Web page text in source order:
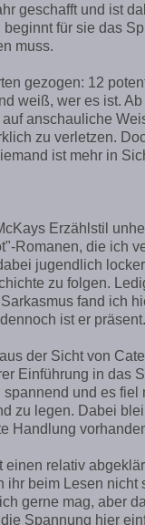
geschafft und ist
für sie das
muss.
gezogen: 12
weiß, wer es ist.
auf anschauliche
zu verletzen.
ist mehr in
Erzählstil
Romanen, die ich
jugendlich
zu folgen.
fand ich
ist er präsent.
der Sicht von
Einführung in das
und es fiel
zu legen. Dabei
Handlung
einen relativ
ihr beim Lesen nicht
gerne mag, aber
Spannung hier